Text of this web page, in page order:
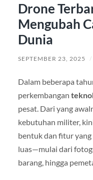
Drone
Mengubah
Dunia
SEPTEMBER 23, 2025 /
Dalam beberapa
perkembangan
pesat. Dari yang
kebutuhan militer,
bentuk dan fitur
luas—mulai dari
barang, hingga